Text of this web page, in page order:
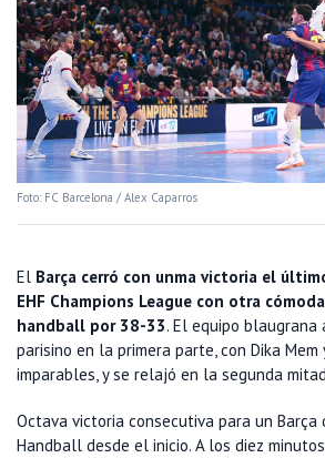
Foto: FC Barcelona / Alex Caparros
El Barça cerró con unma victoria el
EHF Champions League con otra
handball por 38-33. El equipo
parisino en la primera parte, con Dika Mem
imparables, y se relajó en la segunda
Octava victoria consecutiva para un Barça
Handball desde el inicio. A los diez